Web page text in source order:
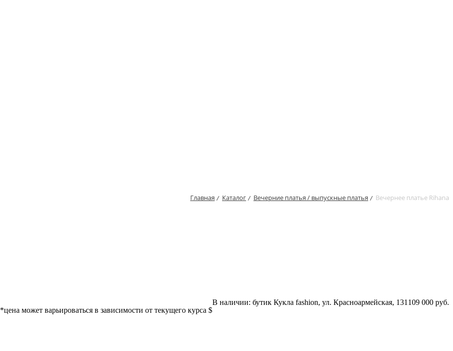
Главная / Каталог / Вечерние платья / выпускные платья / Вечернее платье Rihana
109 000 руб.
В наличии: бутик Кукла fashion, ул. Красноармейская, 131
*цена может варьироваться в зависимости от текущего курса $